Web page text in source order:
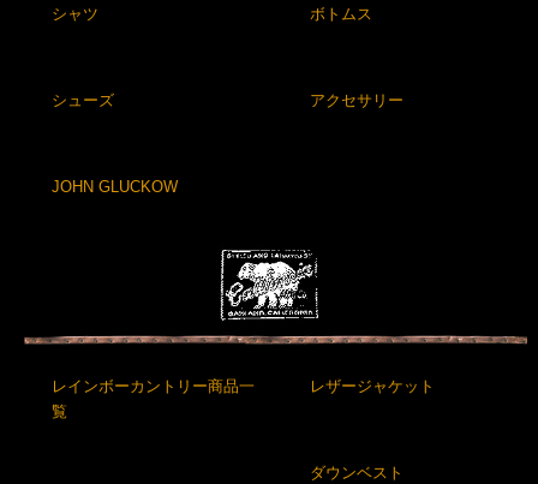
シャツ ボトムス
シューズ アクセサリー
JOHN GLUCKOW
レインボーカントリー商品一
覧
レザージャケット
ダウンベスト